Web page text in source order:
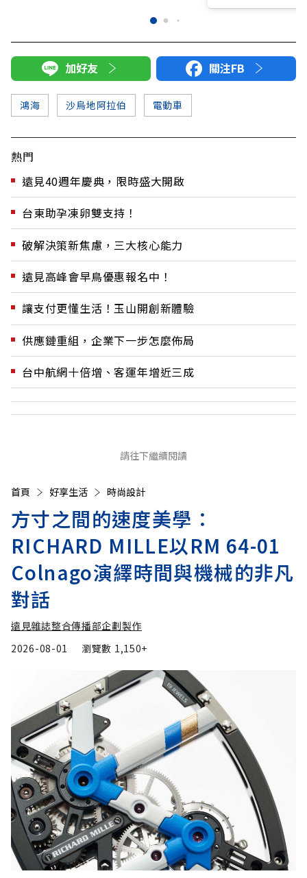
加好友 關注FB
鴻海 沙烏地阿拉伯 電動車
熱門
遠見40週年慶典，限時盛大開啟
台東助孕凍卵雙支持！
破解決策新焦慮，三大核心能力
遠見高峰會早鳥優惠報名中！
讓支付更懂生活！玉山開創新體驗
供應鏈重組，企業下一步怎麼佈局
台中航網十倍增、客運年增近三成
請往下繼續閱讀
首頁 好享生活 時尚設計
方寸之間的速度美學：
RICHARD MILLE以RM 64-01
Colnago演繹時間與機械的非凡
對話
遠見雜誌整合傳播部企劃製作
2026-08-01
瀏覽數 1,150+